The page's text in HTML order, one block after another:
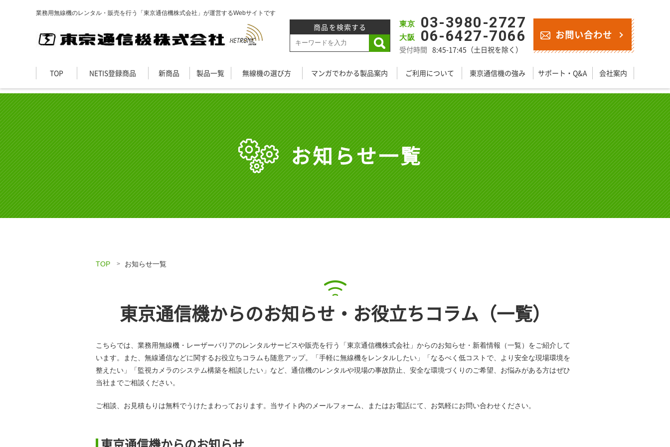
業務用無線機のレンタル・販売を行う「東京通信機株式会社」が運営するWebサイトです
商品を検索する 東京 03-3980-2727
大阪 06-6427-7066
受付時間 8:45-17:45（土日祝を除く）
お問い合わせ
TOP NETIS登録商品 新商品 製品一覧 無線機の選び方 マンガでわかる製品案内 ご利用について 東京通信機の強み サポート・Q&A 会社案内
お知らせ一覧
TOP お知らせ一覧
東京通信機からのお知らせ・お役立ちコラム（一覧）
こちらでは、業務用無線機・レーザーバリアのレンタルサービスや販売を行う「東京通信機株式会社」からのお知らせ・新着情報（一覧）をご紹介して
います。また、無線通信などに関するお役立ちコラムも随意アップ。「手軽に無線機をレンタルしたい」「なるべく低コストで、より安全な現場環境を
整えたい」「監視カメラのシステム構築を相談したい」など、通信機のレンタルや現場の事故防止、安全な環境づくりのご希望、お悩みがある方はぜひ
当社までご相談ください。
ご相談、お見積もりは無料でうけたまわっております。当サイト内のメールフォーム、またはお電話にて、お気軽にお問い合わせください。